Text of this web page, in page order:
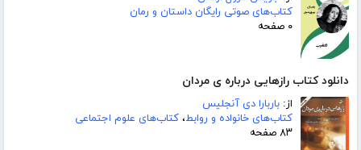
کتاب‌های صوتی رایگان داستان و رمان
۰ صفحه
دانلود کتاب رازهایی درباره ی مردان
از: باربارا دی آنجلیس
کتاب‌های خانواده و روابط، کتاب‌های علوم اجتماعی
۸۳ صفحه